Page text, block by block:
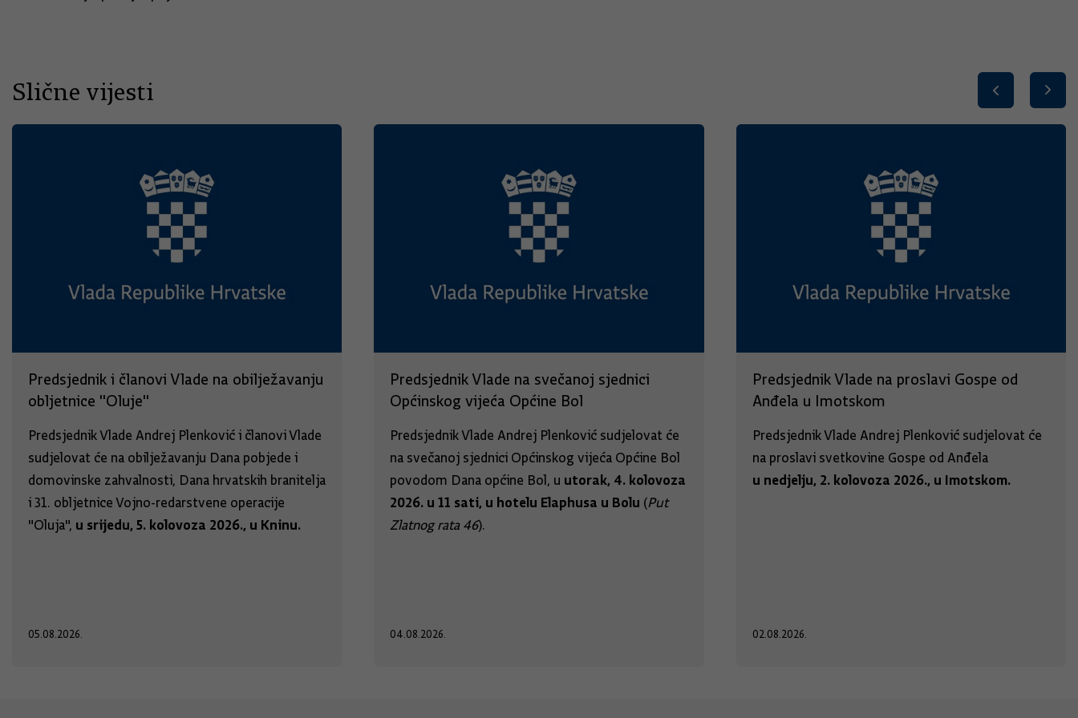
Slične vijesti
Predsjednik i članovi Vlade na obilježavanju
obljetnice "Oluje"
Predsjednik Vlade Andrej Plenković i članovi Vlade
sudjelovat će na obilježavanju Dana pobjede i
domovinske zahvalnosti, Dana hrvatskih branitelja
i 31. obljetnice Vojno-redarstvene operacije
"Oluja", u srijedu, 5. kolovoza 2026., u Kninu.
05.08.2026.
Predsjednik Vlade na svečanoj sjednici
Općinskog vijeća Općine Bol
Predsjednik Vlade Andrej Plenković sudjelovat će
na svečanoj sjednici Općinskog vijeća Općine Bol
povodom Dana općine Bol, u utorak, 4. kolovoza
2026. u 11 sati, u hotelu Elaphusa u Bolu (Put
Zlatnog rata 46).
04.08.2026.
Predsjednik Vlade na proslavi Gospe od
Anđela u Imotskom
Predsjednik Vlade Andrej Plenković sudjelovat će
na proslavi svetkovine Gospe od Anđela
u nedjelju, 2. kolovoza 2026., u Imotskom.
02.08.2026.